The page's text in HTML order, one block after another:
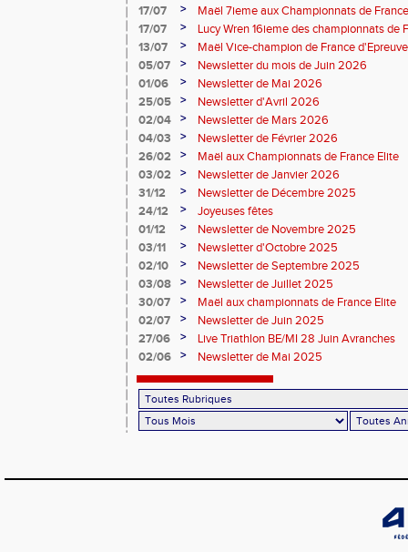
17/07 >
Maël 7ieme aux Championnats de
17/07
>
Lucy Wren 16ieme des championnats de
perche
13/07 >
Maël Vice-champion de France
05/07
>
Newsletter du mois de Juin 2026
01/06
>
Newsletter de Mai 2026
25/05
>
Newsletter d'Avril 2026
02/04
>
Newsletter de Mars 2026
04/03
>
Newsletter de Février 2026
26/02
>
Maël aux Championnats de France Elite
03/02
>
Newsletter de Janvier 2026
31/12
>
Newsletter de Décembre 2025
24/12
>
Joyeuses fêtes
01/12
>
Newsletter de Novembre 2025
03/11
>
Newsletter d'Octobre 2025
02/10
>
Newsletter de Septembre 2025
03/08
>
Newsletter de Juillet 2025
30/07
>
Maël aux championnats de France Elite
02/07
>
Newsletter de Juin 2025
27/06
>
Live Triathlon BE/MI 28 Juin Avranches
02/06
> Newsletter de Mai 2025